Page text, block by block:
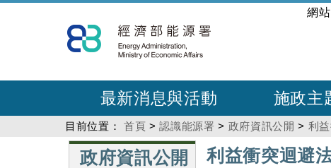
到
主
內
:::
網
最新消息與活動 施政主
目前位置： 首頁 >認識能源署 > 政府資訊公開 > 利
:::政府資訊公開
:::
利益衝突迴避